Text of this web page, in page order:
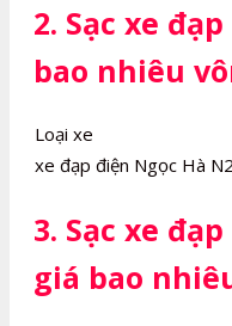
2. Sạc xe
bao nhiêu
Loại xe
xe đạp điện Ngọc Hà
3. Sạc xe
giá bao